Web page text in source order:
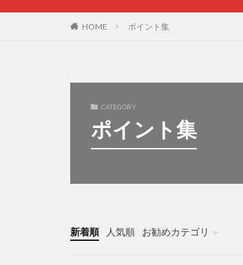
HOME ポイント集
CATEGORY
ポイント集
新着順 人気順
お勧めカテゴリ
各種シミュレーショ